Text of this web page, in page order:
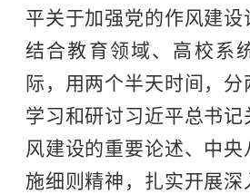
平关于加强党的作风建设
结合教育领域、高校系
际， 用两个半天时间，
学习和研讨习近平总书
风建设的重要论述、中
施细则精神，扎实开展深